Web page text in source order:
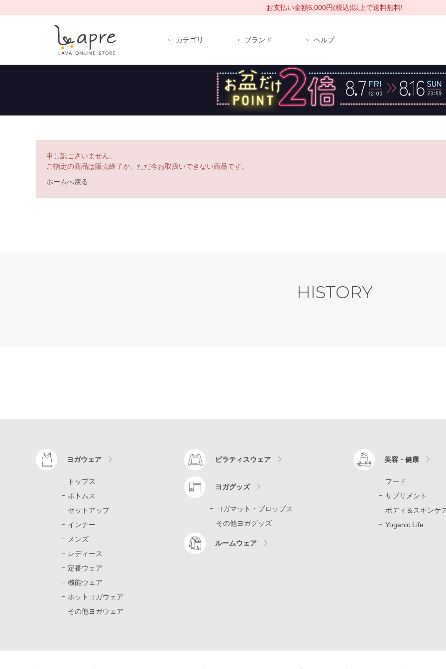
お支払い金額6,000円(税込)以上で送料無料!
カテゴリ ブランド ヘルプ
申し訳ございません。
ご指定の商品は販売終了か、ただ今お取扱いできない商品です。
ホームへ戻る
HISTORY
ヨガウェア
トップス
ボトムス
セットアップ
インナー
メンズ
レディース
定番ウェア
機能ウェア
ホットヨガウェア
その他ヨガウェア
ピラティスウェア
ヨガグッズ
ヨガマット・プロップス
その他ヨガグッズ
ルームウェア
美容・健康
フード
サプリメント
ボディ＆スキンケ
Yoganic Life